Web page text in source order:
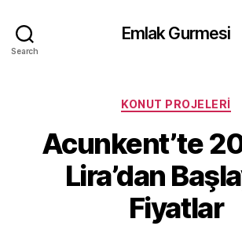
Search
Emlak Gurmesi
Categories
KONUT PROJELERI
Acunkent’te
Lira’dan
Fiyatlar